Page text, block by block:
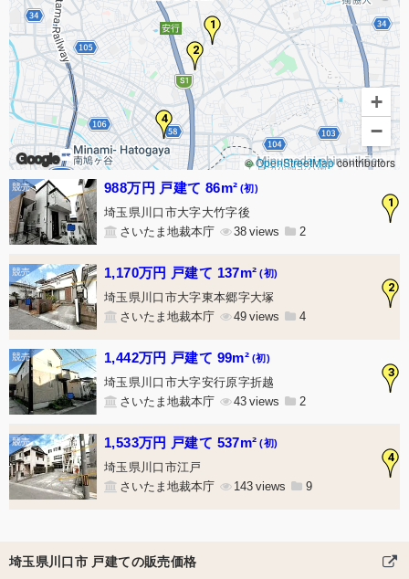
1
2
4
Google
+
−
©OpenStreetMapcontributors
1
988万円 戸建て 86m² (初)
埼玉県川口市大字大竹字後
さいたま地裁本庁
38 2
2
1,170万円 戸建て 137m² (初)
埼玉県川口市大字東本郷字大塚
さいたま地裁本庁
49 4
3
1,442万円 戸建て 99m² (初)
埼玉県川口市大字安行原字折越
さいたま地裁本庁
43 2
4
1,533万円 戸建て 537m² (初)
埼玉県川口市江戸
さいたま地裁本庁
143 9
埼玉県川口市 戸建ての販売価格